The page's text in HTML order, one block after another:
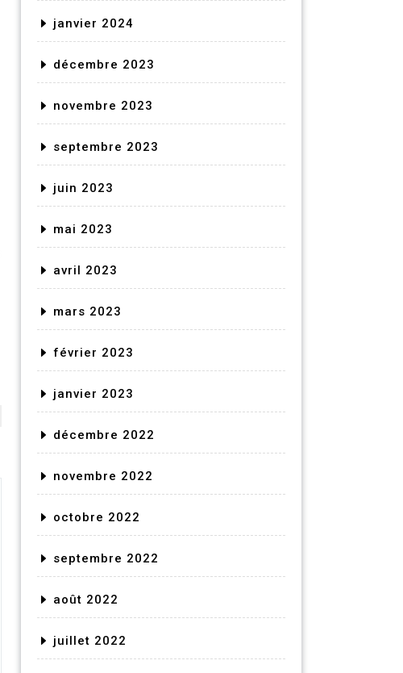
janvier 2024
décembre 2023
novembre 2023
septembre 2023
juin 2023
mai 2023
avril 2023
mars 2023
février 2023
janvier 2023
décembre 2022
novembre 2022
octobre 2022
septembre 2022
août 2022
juillet 2022